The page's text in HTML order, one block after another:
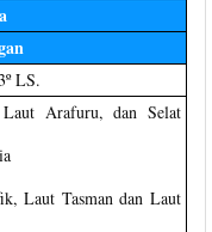
LS.
Arafuru, dan Selat
Laut Tasman dan Laut